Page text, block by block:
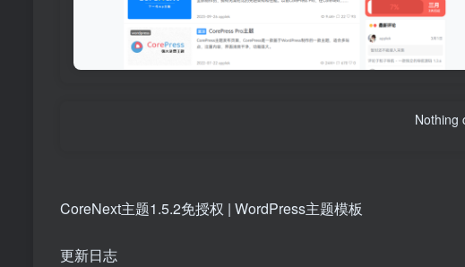
Nothing
郑
CoreNext主题1.5.2免授权 | WordPress主题模板
更新日志